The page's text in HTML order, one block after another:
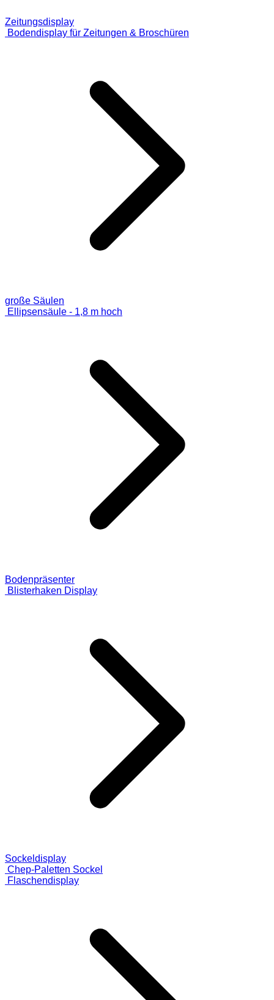
Zeitungsdisplay
Bodendisplay für Zeitungen & Broschüren
große Säulen
Ellipsensäule - 1,8 m hoch
Bodenpräsenter
Blisterhaken Display
Sockeldisplay
Chep-Paletten Sockel
Flaschendisplay